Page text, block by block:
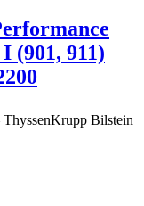
(901, 911)
Bilstein